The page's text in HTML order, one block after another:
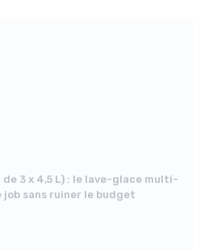
3 x 4,5 L) : le lave-glace multi-
sans ruiner le budget